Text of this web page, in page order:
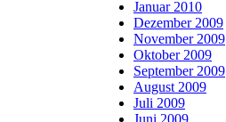
Januar 2010
Dezember 2009
November 2009
Oktober 2009
September 2009
August 2009
Juli 2009
Juni 2009